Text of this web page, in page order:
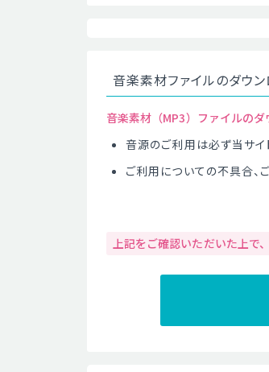
音楽素材ファイルのダウ
音楽素材（MP3）ファイルの
音源のご利用は必ず当サイ
ご利用についての不具合、
上記をご確認いただいた上で